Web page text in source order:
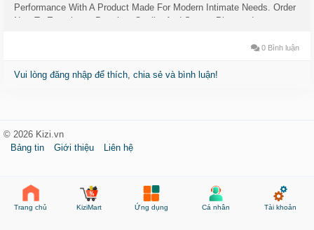
Trang chủ KiziMart Ứng dụng Cá nhân Tài khoản
Performance With A Product Made For Modern Intimate Needs. Order
Now To Experience Premium Quality And Secure Pleasure!
0 Bình luận
Vui lòng đăng nhập để thích, chia sẻ và bình luận!
© 2026 Kizi.vn
Bảng tin
Giới thiệu Liên hệ